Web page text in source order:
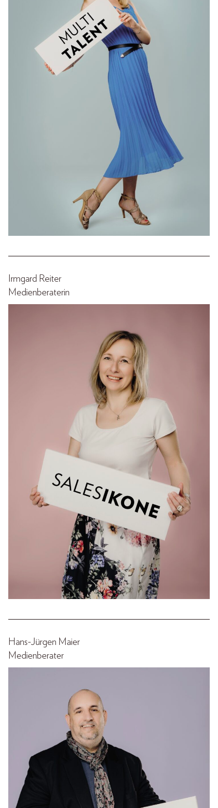
Irmgard Reiter
Medienberaterin
______________________________________________
Hans-Jürgen Maier
Medienberater